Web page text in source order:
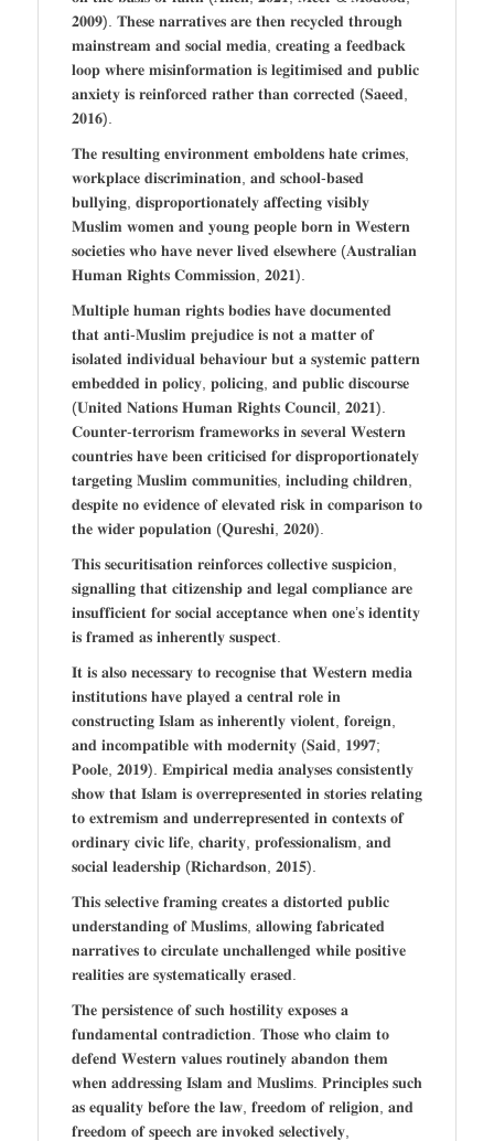
𝟐𝟎𝟎𝟗). 𝐓𝐡𝐞𝐬𝐞 𝐧𝐚𝐫𝐫𝐚𝐭𝐢𝐯𝐞𝐬 𝐚𝐫𝐞 𝐭𝐡𝐞𝐧 𝐫𝐞𝐜𝐲𝐜𝐥𝐞𝐝 𝐭𝐡𝐫𝐨𝐮𝐠𝐡
𝐦𝐚𝐢𝐧𝐬𝐭𝐫𝐞𝐚𝐦 𝐚𝐧𝐝 𝐬𝐨𝐜𝐢𝐚𝐥 𝐦𝐞𝐝𝐢𝐚, 𝐜𝐫𝐞𝐚𝐭𝐢𝐧𝐠 𝐚 𝐟𝐞𝐞𝐝𝐛𝐚𝐜𝐤
𝐥𝐨𝐨𝐩 𝐰𝐡𝐞𝐫𝐞 𝐦𝐢𝐬𝐢𝐧𝐟𝐨𝐫𝐦𝐚𝐭𝐢𝐨𝐧 𝐢𝐬 𝐥𝐞𝐠𝐢𝐭𝐢𝐦𝐢𝐬𝐞𝐝 𝐚𝐧𝐝 𝐩𝐮𝐛𝐥𝐢𝐜
𝐚𝐧𝐱𝐢𝐞𝐭𝐲 𝐢𝐬 𝐫𝐞𝐢𝐧𝐟𝐨𝐫𝐜𝐞𝐝 𝐫𝐚𝐭𝐡𝐞𝐫 𝐭𝐡𝐚𝐧 𝐜𝐨𝐫𝐫𝐞𝐜𝐭𝐞𝐝 (𝐒𝐚𝐞𝐞𝐝,
𝟐𝟎𝟏𝟔).
𝐓𝐡𝐞 𝐫𝐞𝐬𝐮𝐥𝐭𝐢𝐧𝐠 𝐞𝐧𝐯𝐢𝐫𝐨𝐧𝐦𝐞𝐧𝐭 𝐞𝐦𝐛𝐨𝐥𝐝𝐞𝐧𝐬 𝐡𝐚𝐭𝐞 𝐜𝐫𝐢𝐦𝐞𝐬,
𝐰𝐨𝐫𝐤𝐩𝐥𝐚𝐜𝐞 𝐝𝐢𝐬𝐜𝐫𝐢𝐦𝐢𝐧𝐚𝐭𝐢𝐨𝐧, 𝐚𝐧𝐝 𝐬𝐜𝐡𝐨𝐨𝐥-𝐛𝐚𝐬𝐞𝐝
𝐛𝐮𝐥𝐥𝐲𝐢𝐧𝐠, 𝐝𝐢𝐬𝐩𝐫𝐨𝐩𝐨𝐫𝐭𝐢𝐨𝐧𝐚𝐭𝐞𝐥𝐲 𝐚𝐟𝐟𝐞𝐜𝐭𝐢𝐧𝐠 𝐯𝐢𝐬𝐢𝐛𝐥𝐲
𝐌𝐮𝐬𝐥𝐢𝐦 𝐰𝐨𝐦𝐞𝐧 𝐚𝐧𝐝 𝐲𝐨𝐮𝐧𝐠 𝐩𝐞𝐨𝐩𝐥𝐞 𝐛𝐨𝐫𝐧 𝐢𝐧 𝐖𝐞𝐬𝐭𝐞𝐫𝐧
𝐬𝐨𝐜𝐢𝐞𝐭𝐢𝐞𝐬 𝐰𝐡𝐨 𝐡𝐚𝐯𝐞 𝐧𝐞𝐯𝐞𝐫 𝐥𝐢𝐯𝐞𝐝 𝐞𝐥𝐬𝐞𝐰𝐡𝐞𝐫𝐞 (𝐀𝐮𝐬𝐭𝐫𝐚𝐥𝐢𝐚𝐧
𝐇𝐮𝐦𝐚𝐧 𝐑𝐢𝐠𝐡𝐭𝐬 𝐂𝐨𝐦𝐦𝐢𝐬𝐬𝐢𝐨𝐧, 𝟐𝟎𝟐𝟏).
𝐌𝐮𝐥𝐭𝐢𝐩𝐥𝐞 𝐡𝐮𝐦𝐚𝐧 𝐫𝐢𝐠𝐡𝐭𝐬 𝐛𝐨𝐝𝐢𝐞𝐬 𝐡𝐚𝐯𝐞 𝐝𝐨𝐜𝐮𝐦𝐞𝐧𝐭𝐞𝐝
𝐭𝐡𝐚𝐭 𝐚𝐧𝐭𝐢-𝐌𝐮𝐬𝐥𝐢𝐦 𝐩𝐫𝐞𝐣𝐮𝐝𝐢𝐜𝐞 𝐢𝐬 𝐧𝐨𝐭 𝐚 𝐦𝐚𝐭𝐭𝐞𝐫 𝐨𝐟
𝐢𝐬𝐨𝐥𝐚𝐭𝐞𝐝 𝐢𝐧𝐝𝐢𝐯𝐢𝐝𝐮𝐚𝐥 𝐛𝐞𝐡𝐚𝐯𝐢𝐨𝐮𝐫 𝐛𝐮𝐭 𝐚 𝐬𝐲𝐬𝐭𝐞𝐦𝐢𝐜 𝐩𝐚𝐭𝐭𝐞𝐫𝐧
𝐞𝐦𝐛𝐞𝐝𝐝𝐞𝐝 𝐢𝐧 𝐩𝐨𝐥𝐢𝐜𝐲, 𝐩𝐨𝐥𝐢𝐜𝐢𝐧𝐠, 𝐚𝐧𝐝 𝐩𝐮𝐛𝐥𝐢𝐜 𝐝𝐢𝐬𝐜𝐨𝐮𝐫𝐬𝐞
(𝐔𝐧𝐢𝐭𝐞𝐝 𝐍𝐚𝐭𝐢𝐨𝐧𝐬 𝐇𝐮𝐦𝐚𝐧 𝐑𝐢𝐠𝐡𝐭𝐬 𝐂𝐨𝐮𝐧𝐜𝐢𝐥, 𝟐𝟎𝟐𝟏).
𝐂𝐨𝐮𝐧𝐭𝐞𝐫-𝐭𝐞𝐫𝐫𝐨𝐫𝐢𝐬𝐦 𝐟𝐫𝐚𝐦𝐞𝐰𝐨𝐫𝐤𝐬 𝐢𝐧 𝐬𝐞𝐯𝐞𝐫𝐚𝐥 𝐖𝐞𝐬𝐭𝐞𝐫𝐧
𝐜𝐨𝐮𝐧𝐭𝐫𝐢𝐞𝐬 𝐡𝐚𝐯𝐞 𝐛𝐞𝐞𝐧 𝐜𝐫𝐢𝐭𝐢𝐜𝐢𝐬𝐞𝐝 𝐟𝐨𝐫 𝐝𝐢𝐬𝐩𝐫𝐨𝐩𝐨𝐫𝐭𝐢𝐨𝐧𝐚𝐭𝐞𝐥𝐲
𝐭𝐚𝐫𝐠𝐞𝐭𝐢𝐧𝐠 𝐌𝐮𝐬𝐥𝐢𝐦 𝐜𝐨𝐦𝐦𝐮𝐧𝐢𝐭𝐢𝐞𝐬, 𝐢𝐧𝐜𝐥𝐮𝐝𝐢𝐧𝐠 𝐜𝐡𝐢𝐥𝐝𝐫𝐞𝐧,
𝐝𝐞𝐬𝐩𝐢𝐭𝐞 𝐧𝐨 𝐞𝐯𝐢𝐝𝐞𝐧𝐜𝐞 𝐨𝐟 𝐞𝐥𝐞𝐯𝐚𝐭𝐞𝐝 𝐫𝐢𝐬𝐤 𝐢𝐧 𝐜𝐨𝐦𝐩𝐚𝐫𝐢𝐬𝐨𝐧 𝐭𝐨
𝐭𝐡𝐞 𝐰𝐢𝐝𝐞𝐫 𝐩𝐨𝐩𝐮𝐥𝐚𝐭𝐢𝐨𝐧 (𝐐𝐮𝐫𝐞𝐬𝐡𝐢, 𝟐𝟎𝟐𝟎).
𝐓𝐡𝐢𝐬 𝐬𝐞𝐜𝐮𝐫𝐢𝐭𝐢𝐬𝐚𝐭𝐢𝐨𝐧 𝐫𝐞𝐢𝐧𝐟𝐨𝐫𝐜𝐞𝐬 𝐜𝐨𝐥𝐥𝐞𝐜𝐭𝐢𝐯𝐞 𝐬𝐮𝐬𝐩𝐢𝐜𝐢𝐨𝐧,
𝐬𝐢𝐠𝐧𝐚𝐥𝐥𝐢𝐧𝐠 𝐭𝐡𝐚𝐭 𝐜𝐢𝐭𝐢𝐳𝐞𝐧𝐬𝐡𝐢𝐩 𝐚𝐧𝐝 𝐥𝐞𝐠𝐚𝐥 𝐜𝐨𝐦𝐩𝐥𝐢𝐚𝐧𝐜𝐞 𝐚𝐫𝐞
𝐢𝐧𝐬𝐮𝐟𝐟𝐢𝐜𝐢𝐞𝐧𝐭 𝐟𝐨𝐫 𝐬𝐨𝐜𝐢𝐚𝐥 𝐚𝐜𝐜𝐞𝐩𝐭𝐚𝐧𝐜𝐞 𝐰𝐡𝐞𝐧 𝐨𝐧𝐞’𝐬 𝐢𝐝𝐞𝐧𝐭𝐢𝐭𝐲
𝐢𝐬 𝐟𝐫𝐚𝐦𝐞𝐝 𝐚𝐬 𝐢𝐧𝐡𝐞𝐫𝐞𝐧𝐭𝐥𝐲 𝐬𝐮𝐬𝐩𝐞𝐜𝐭.
𝐈𝐭 𝐢𝐬 𝐚𝐥𝐬𝐨 𝐧𝐞𝐜𝐞𝐬𝐬𝐚𝐫𝐲 𝐭𝐨 𝐫𝐞𝐜𝐨𝐠𝐧𝐢𝐬𝐞 𝐭𝐡𝐚𝐭 𝐖𝐞𝐬𝐭𝐞𝐫𝐧 𝐦𝐞𝐝𝐢𝐚
𝐢𝐧𝐬𝐭𝐢𝐭𝐮𝐭𝐢𝐨𝐧𝐬 𝐡𝐚𝐯𝐞 𝐩𝐥𝐚𝐲𝐞𝐝 𝐚 𝐜𝐞𝐧𝐭𝐫𝐚𝐥 𝐫𝐨𝐥𝐞 𝐢𝐧
𝐜𝐨𝐧𝐬𝐭𝐫𝐮𝐜𝐭𝐢𝐧𝐠 𝐈𝐬𝐥𝐚𝐦 𝐚𝐬 𝐢𝐧𝐡𝐞𝐫𝐞𝐧𝐭𝐥𝐲 𝐯𝐢𝐨𝐥𝐞𝐧𝐭, 𝐟𝐨𝐫𝐞𝐢𝐠𝐧,
𝐚𝐧𝐝 𝐢𝐧𝐜𝐨𝐦𝐩𝐚𝐭𝐢𝐛𝐥𝐞 𝐰𝐢𝐭𝐡 𝐦𝐨𝐝𝐞𝐫𝐧𝐢𝐭𝐲 (𝐒𝐚𝐢𝐝, 𝟏𝟗𝟗𝟕;
𝐏𝐨𝐨𝐥𝐞, 𝟐𝟎𝟏𝟗). 𝐄𝐦𝐩𝐢𝐫𝐢𝐜𝐚𝐥 𝐦𝐞𝐝𝐢𝐚 𝐚𝐧𝐚𝐥𝐲𝐬𝐞𝐬 𝐜𝐨𝐧𝐬𝐢𝐬𝐭𝐞𝐧𝐭𝐥𝐲
𝐬𝐡𝐨𝐰 𝐭𝐡𝐚𝐭 𝐈𝐬𝐥𝐚𝐦 𝐢𝐬 𝐨𝐯𝐞𝐫𝐫𝐞𝐩𝐫𝐞𝐬𝐞𝐧𝐭𝐞𝐝 𝐢𝐧 𝐬𝐭𝐨𝐫𝐢𝐞𝐬 𝐫𝐞𝐥𝐚𝐭𝐢𝐧𝐠
𝐭𝐨 𝐞𝐱𝐭𝐫𝐞𝐦𝐢𝐬𝐦 𝐚𝐧𝐝 𝐮𝐧𝐝𝐞𝐫𝐫𝐞𝐩𝐫𝐞𝐬𝐞𝐧𝐭𝐞𝐝 𝐢𝐧 𝐜𝐨𝐧𝐭𝐞𝐱𝐭𝐬 𝐨𝐟
𝐨𝐫𝐝𝐢𝐧𝐚𝐫𝐲 𝐜𝐢𝐯𝐢𝐜 𝐥𝐢𝐟𝐞, 𝐜𝐡𝐚𝐫𝐢𝐭𝐲, 𝐩𝐫𝐨𝐟𝐞𝐬𝐬𝐢𝐨𝐧𝐚𝐥𝐢𝐬𝐦, 𝐚𝐧𝐝
𝐬𝐨𝐜𝐢𝐚𝐥 𝐥𝐞𝐚𝐝𝐞𝐫𝐬𝐡𝐢𝐩 (𝐑𝐢𝐜𝐡𝐚𝐫𝐝𝐬𝐨𝐧, 𝟐𝟎𝟏𝟓).
𝐓𝐡𝐢𝐬 𝐬𝐞𝐥𝐞𝐜𝐭𝐢𝐯𝐞 𝐟𝐫𝐚𝐦𝐢𝐧𝐠 𝐜𝐫𝐞𝐚𝐭𝐞𝐬 𝐚 𝐝𝐢𝐬𝐭𝐨𝐫𝐭𝐞𝐝 𝐩𝐮𝐛𝐥𝐢𝐜
𝐮𝐧𝐝𝐞𝐫𝐬𝐭𝐚𝐧𝐝𝐢𝐧𝐠 𝐨𝐟 𝐌𝐮𝐬𝐥𝐢𝐦𝐬, 𝐚𝐥𝐥𝐨𝐰𝐢𝐧𝐠 𝐟𝐚𝐛𝐫𝐢𝐜𝐚𝐭𝐞𝐝
𝐧𝐚𝐫𝐫𝐚𝐭𝐢𝐯𝐞𝐬 𝐭𝐨 𝐜𝐢𝐫𝐜𝐮𝐥𝐚𝐭𝐞 𝐮𝐧𝐜𝐡𝐚𝐥𝐥𝐞𝐧𝐠𝐞𝐝 𝐰𝐡𝐢𝐥𝐞 𝐩𝐨𝐬𝐢𝐭𝐢𝐯𝐞
𝐫𝐞𝐚𝐥𝐢𝐭𝐢𝐞𝐬 𝐚𝐫𝐞 𝐬𝐲𝐬𝐭𝐞𝐦𝐚𝐭𝐢𝐜𝐚𝐥𝐥𝐲 𝐞𝐫𝐚𝐬𝐞𝐝.
𝐓𝐡𝐞 𝐩𝐞𝐫𝐬𝐢𝐬𝐭𝐞𝐧𝐜𝐞 𝐨𝐟 𝐬𝐮𝐜𝐡 𝐡𝐨𝐬𝐭𝐢𝐥𝐢𝐭𝐲 𝐞𝐱𝐩𝐨𝐬𝐞𝐬 𝐚
𝐟𝐮𝐧𝐝𝐚𝐦𝐞𝐧𝐭𝐚𝐥 𝐜𝐨𝐧𝐭𝐫𝐚𝐝𝐢𝐜𝐭𝐢𝐨𝐧. 𝐓𝐡𝐨𝐬𝐞 𝐰𝐡𝐨 𝐜𝐥𝐚𝐢𝐦 𝐭𝐨
𝐝𝐞𝐟𝐞𝐧𝐝 𝐖𝐞𝐬𝐭𝐞𝐫𝐧 𝐯𝐚𝐥𝐮𝐞𝐬 𝐫𝐨𝐮𝐭𝐢𝐧𝐞𝐥𝐲 𝐚𝐛𝐚𝐧𝐝𝐨𝐧 𝐭𝐡𝐞𝐦
𝐰𝐡𝐞𝐧 𝐚𝐝𝐝𝐫𝐞𝐬𝐬𝐢𝐧𝐠 𝐈𝐬𝐥𝐚𝐦 𝐚𝐧𝐝 𝐌𝐮𝐬𝐥𝐢𝐦𝐬. 𝐏𝐫𝐢𝐧𝐜𝐢𝐩𝐥𝐞𝐬 𝐬𝐮𝐜𝐡
𝐚𝐬 𝐞𝐪𝐮𝐚𝐥𝐢𝐭𝐲 𝐛𝐞𝐟𝐨𝐫𝐞 𝐭𝐡𝐞 𝐥𝐚𝐰, 𝐟𝐫𝐞𝐞𝐝𝐨𝐦 𝐨𝐟 𝐫𝐞𝐥𝐢𝐠𝐢𝐨𝐧, 𝐚𝐧𝐝
𝐟𝐫𝐞𝐞𝐝𝐨𝐦 𝐨𝐟 𝐬𝐩𝐞𝐞𝐜𝐡 𝐚𝐫𝐞 𝐢𝐧𝐯𝐨𝐤𝐞𝐝 𝐬𝐞𝐥𝐞𝐜𝐭𝐢𝐯𝐞𝐥𝐲,